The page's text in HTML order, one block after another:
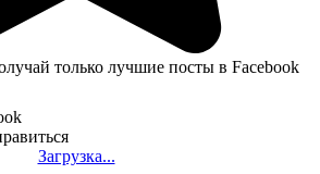
только лучшие посты в Facebook
Загрузка...